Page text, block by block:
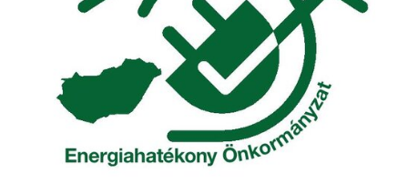
Helyi Esélyegyenlőség Program
Helyi Építési Szabályzat
INTÉZMÉNYEK